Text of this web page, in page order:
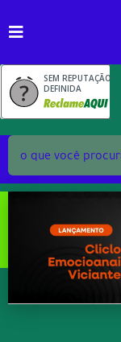
SEM REPUTAÇÃO
DEFINIDA